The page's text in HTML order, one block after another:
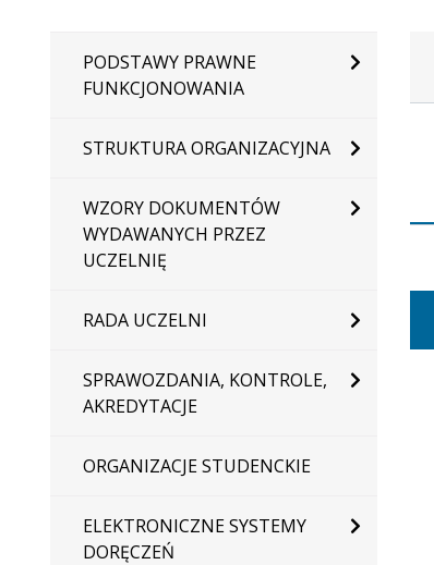
PODSTAWY PRAWNE
FUNKCJONOWANIA
STRUKTURA ORGANIZACYJNA
WZORY DOKUMENTÓW
WYDAWANYCH PRZEZ
UCZELNIĘ
RADA UCZELNI
SPRAWOZDANIA, KONTROLE,
AKREDYTACJE
ORGANIZACJE STUDENCKIE
ELEKTRONICZNE SYSTEMY
DORĘCZEŃ